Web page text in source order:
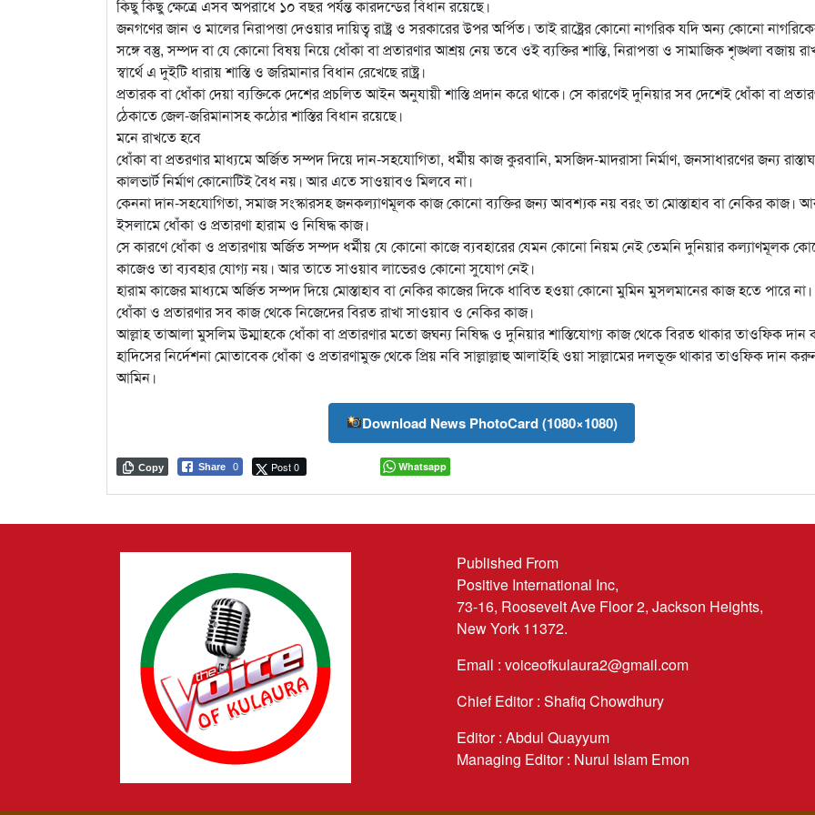
কিছু কিছু ক্ষেত্রে এসব অপরাধে ১০ বছর পর্যন্ত কারদন্ডের বিধান রয়েছে।
জনগণের জান ও মালের নিরাপত্তা দেওয়ার দায়িত্ব রাষ্ট্র ও সরকারের উপর অর্পিত। তাই রাষ্ট্রের কোনো নাগরিক যদি অন্য কোনো
সঙ্গে বস্তু, সম্পদ বা যে কোনো বিষয় নিয়ে ধোঁকা বা প্রতারণার আশ্রয় নেয় তবে ওই ব্যক্তির শান্তি, নিরাপত্তা ও সামাজিক শৃঙ্খলা বজায়
স্বার্থে এ দুইটি ধারায় শাস্তি ও জরিমানার বিধান রেখেছে রাষ্ট্র।
প্রতারক বা ধোঁকা দেয়া ব্যক্তিকে দেশের প্রচলিত আইন অনুযায়ী শাস্তি প্রদান করে থাকে। সে কারণেই দুনিয়ার সব দেশেই ধোঁকা বা
ঠেকাতে জেল-জরিমানাসহ কঠোর শাস্তির বিধান রয়েছে।
মনে রাখতে হবে
ধোঁকা বা প্রতরণার মাধ্যমে অর্জিত সম্পদ দিয়ে দান-সহযোগিতা, ধর্মীয় কাজ কুরবানি, মসজিদ-মাদরাসা নির্মাণ, জনসাধারণের জন্য
কালভার্ট নির্মাণ কোনোটিই বৈধ নয়। আর এতে সাওয়াবও মিলবে না।
কেননা দান-সহযোগিতা, সমাজ সংস্কারসহ জনকল্যাণমূলক কাজ কোনো ব্যক্তির জন্য আবশ্যক নয় বরং তা মোস্তাহাব বা নেকির কাজ।
ইসলামে ধোঁকা ও প্রতারণা হারাম ও নিষিদ্ধ কাজ।
সে কারণে ধোঁকা ও প্রতারণায় অর্জিত সম্পদ ধর্মীয় যে কোনো কাজে ব্যবহারের যেমন কোনো নিয়ম নেই তেমনি দুনিয়ার কল্যাণমূলক
কাজেও তা ব্যবহার যোগ্য নয়। আর তাতে সাওয়াব লাভেরও কোনো সুযোগ নেই।
হারাম কাজের মাধ্যমে অর্জিত সম্পদ দিয়ে মোস্তাহাব বা নেকির কাজের দিকে ধাবিত হওয়া কোনো মুমিন মুসলমানের কাজ হতে পারে
ধোঁকা ও প্রতারণার সব কাজ থেকে নিজেদের বিরত রাখা সাওয়াব ও নেকির কাজ।
আল্লাহ তাআলা মুসলিম উম্মাহকে ধোঁকা বা প্রতারণার মতো জঘন্য নিষিদ্ধ ও দুনিয়ার শাস্তিযোগ্য কাজ থেকে বিরত থাকার তাওফিক
হাদিসের নির্দেশনা মোতাবেক ধোঁকা ও প্রতারণামুক্ত থেকে প্রিয় নবি সাল্লাল্লাহু আলাইহি ওয়া সাল্লামের দলভূক্ত থাকার তাওফিক দান
আমিন।
Download News PhotoCard (1080×1080)
Share 0 Post 0
Copy Whatsapp
Published From
Positive International Inc,
73-16, Roosevelt Ave Floor 2, Jackson Heights,
New York 11372.
Email : voiceofkulaura2@gmail.com
Chief Editor : Shafiq Chowdhury
Editor : Abdul Quayyum
Managing Editor : Nurul Islam Emon